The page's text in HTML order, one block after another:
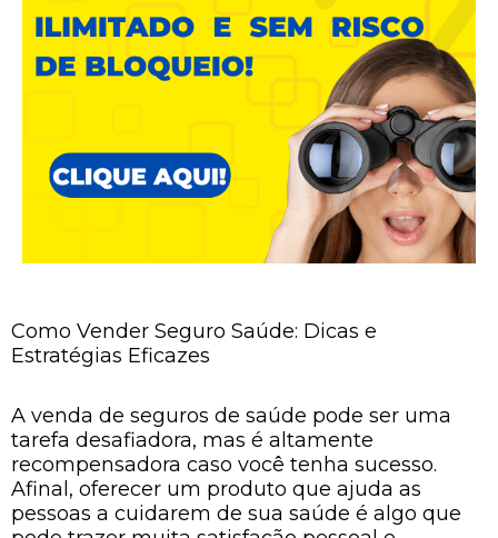
Como Vender Seguro Saúde: Dicas e
Estratégias Eficazes
A venda de seguros de saúde pode ser uma
tarefa desafiadora, mas é altamente
recompensadora caso você tenha sucesso.
Afinal, oferecer um produto que ajuda as
pessoas a cuidarem de sua saúde é algo que